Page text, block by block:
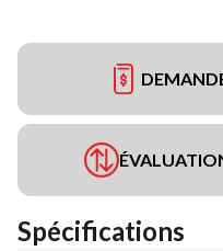
Spécifications